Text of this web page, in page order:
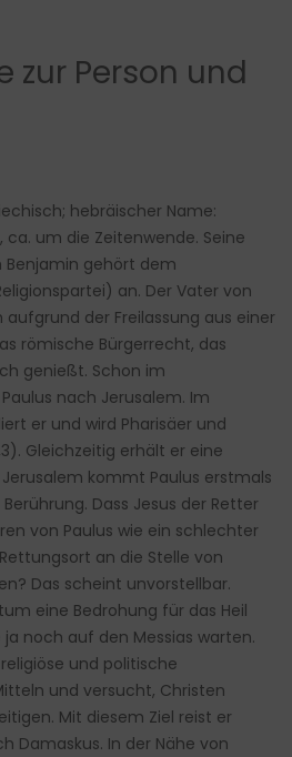
zur Person und
hebräischer Name:
ca. um die Zeitenwende. Seine
Benjamin gehört dem
an. Der Vater von
der Freilassung aus einer
römische Bürgerrecht, das
genießt. Schon im
nach Jerusalem. Im
er und wird Pharisäer und
Gleichzeitig erhält er eine
kommt Paulus erstmals
Dass Jesus der Retter
von Paulus wie ein schlechter
an die Stelle von
Das scheint unvorstellbar.
eine Bedrohung für das Heil
noch auf den Messias warten.
und politische
und versucht, Christen
Mit diesem Ziel reist er
Damaskus. In der Nähe von